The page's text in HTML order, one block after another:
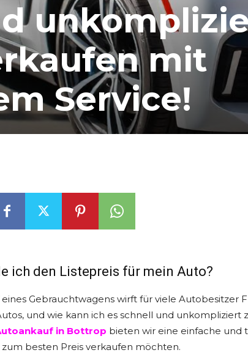
mit
Service!
ich den Listepreis für mein Auto?
Gebrauchtwagens wirft für viele Autobesitzer
und wie kann ich es schnell und unkompliziert
in Bottrop bieten wir eine einfache und
besten Preis verkaufen möchten.